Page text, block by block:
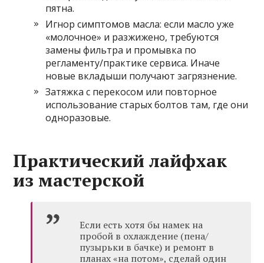
пятна.
Игнор симптомов масла: если масло уже
«молочное» и разжижено, требуются
замены фильтра и промывка по
регламенту/практике сервиса. Иначе
новые вкладыши получают загрязнение.
Затяжка с перекосом или повторное
использование старых болтов там, где они
одноразовые.
Практический лайфхак
из мастерской
Если есть хотя бы намек на
пробой в охлаждение (пена/
пузырьки в бачке) и ремонт в
планах «на потом», сделай один